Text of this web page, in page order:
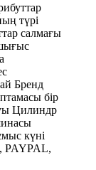
түрі
салмағы
Бренд
бір
Цилиндр
күні
PAYPAL,